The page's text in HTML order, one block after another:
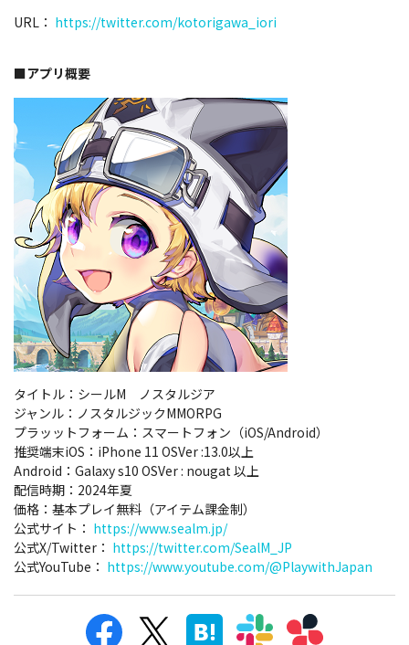
URL： https://twitter.com/kotorigawa_iori
■アプリ概要
タイトル：シールM ノスタルジア
ジャンル：ノスタルジックMMORPG
プラッットフォーム：スマートフォン（iOS/Android）
推奨端末iOS：iPhone 11 OSVer :13.0以上
Android：Galaxy s10 OSVer : nougat 以上
配信時期：2024年夏
価格：基本プレイ無料（アイテム課金制）
公式サイト： https://www.sealm.jp/
公式X/Twitter： https://twitter.com/SealM_JP
公式YouTube： https://www.youtube.com/@PlaywithJapan